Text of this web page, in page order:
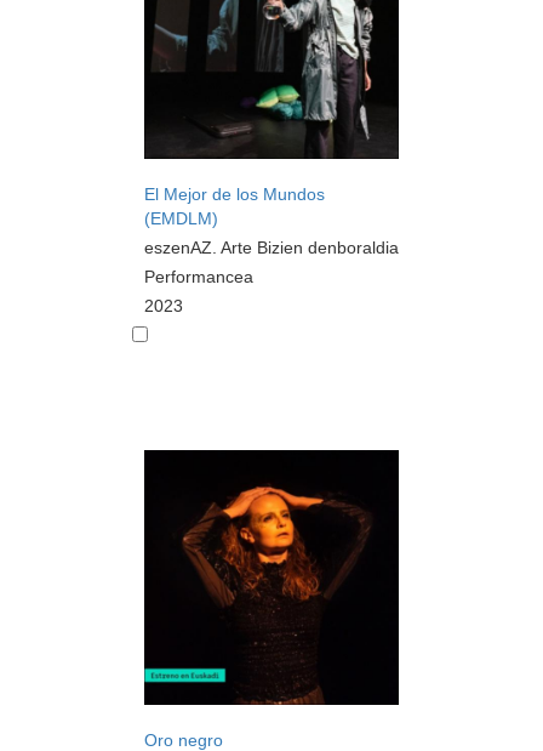
El Mejor de los Mundos
(EMDLM)
eszenAZ. Arte Bizien denboraldia
Performancea
2023
Oro negro